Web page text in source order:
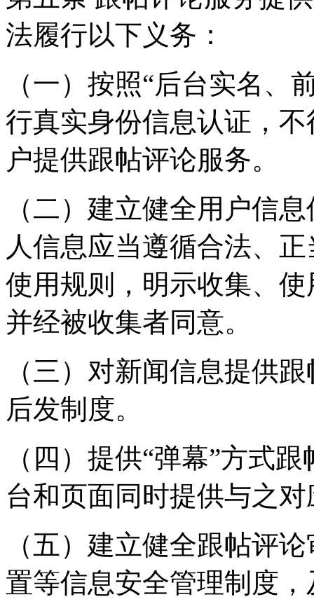
法履行以下义务：
（一）按照“后台实名、
行真实身份信息认证，
户提供跟帖评论服务。
（二）建立健全用户信
人信息应当遵循合法、
使用规则，明示收集、
并经被收集者同意。
（三）对新闻信息提供
后发制度。
（四）提供“弹幕”方式
台和页面同时提供与之
（五）建立健全跟帖评
置等信息安全管理制度